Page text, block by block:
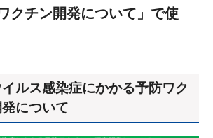
クチン開発について」で使
ルス感染症にかかる予防ワク
について